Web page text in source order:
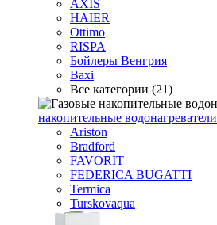
AXIS
HAIER
Ottimo
RISPA
Бойлеры Венгрия
Baxi
Все категории (21)
накопительные водонагреватели
Ariston
Bradford
FAVORIT
FEDERICA BUGATTI
Termica
Turskovaqua